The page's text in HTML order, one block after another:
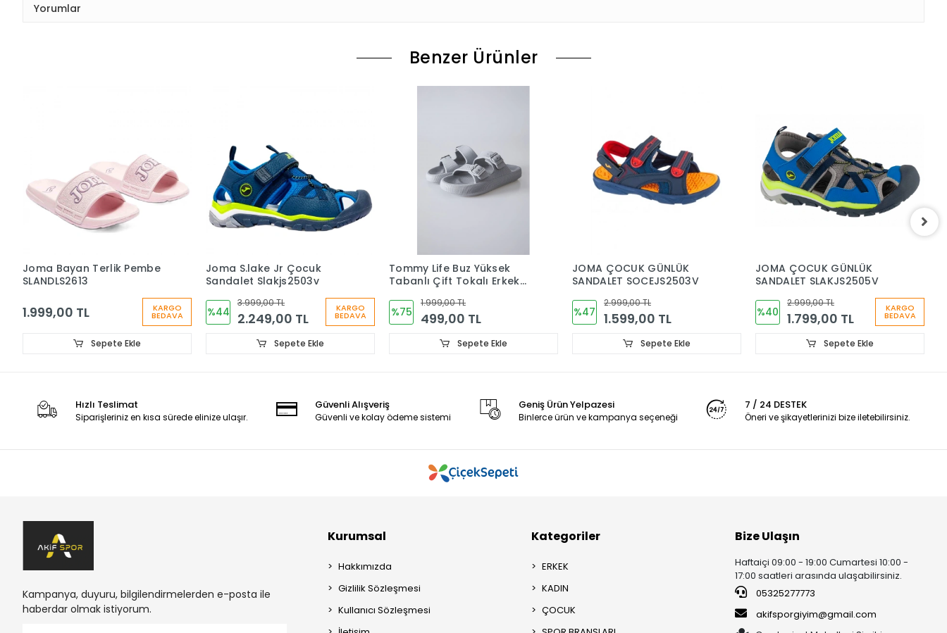
Yorumlar
Benzer Ürünler
Joma Bayan Terlik Pembe
SLANDLS2613
1.999,00 TL KARGO
BEDAVA
Sepete Ekle
Joma S.lake Jr Çocuk
Sandalet Slakjs2503v
%44
3.999,00 TL
2.249,00 TL
KARGO
BEDAVA
Sepete Ekle
Tommy Life Buz Yüksek
Tabanlı Çift Tokalı Erkek
%75
1.999,00 TL
499,00 TL
Sepete Ekle
JOMA ÇOCUK GÜNLÜK
SANDALET SOCEJS2503V
%47
2.999,00 TL
1.599,00 TL
Sepete Ekle
JOMA ÇOCUK GÜNLÜK
SANDALET SLAKJS2505V
%40
2.999,00 TL
1.799,00 TL
KARGO
BEDAVA
Sepete Ekle
Hızlı Teslimat
Siparişleriniz en kısa sürede elinize ulaşır.
Güvenli Alışveriş
Güvenli ve kolay ödeme sistemi
Geniş Ürün Yelpazesi
Binlerce ürün ve kampanya seçeneği
7 / 24 DESTEK
Öneri ve şikayetlerinizi bize iletebilirsiniz.
Kampanya, duyuru, bilgilendirmelerden e-posta ile
haberdar olmak istiyorum.
Kurumsal
Hakkımızda
Gizlilik Sözleşmesi
Kullanıcı Sözleşmesi
Kategoriler
ERKEK
KADIN
ÇOCUK
Bize Ulaşın
Haftaiçi 09:00 - 19:00 Cumartesi 10:00 -
17:00 saatleri arasında ulaşabilirsiniz.
05325277773
akifsporgiyim@gmail.com